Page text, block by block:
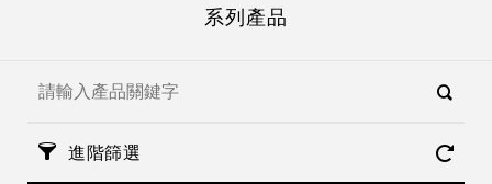
系列產品
進階篩選